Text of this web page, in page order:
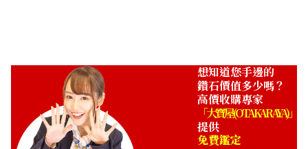
想知道您手邊的
鑽石價值多少嗎？
高價收購專家
「大寶屋 (OTAKARAYA)」
提供
免費鑑定